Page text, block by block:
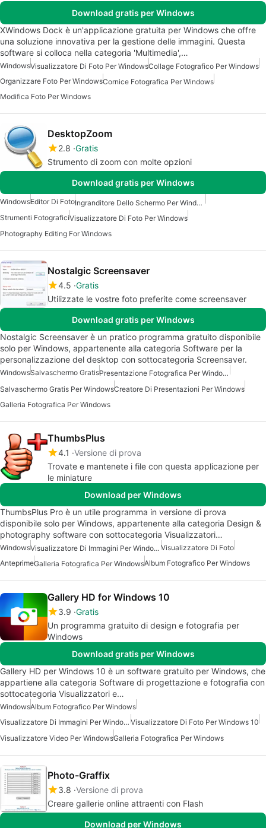
Download gratis per Windows
XWindows Dock è un'applicazione gratuita per Windows che offre
una soluzione innovativa per la gestione delle immagini. Questa
software si colloca nella categoria 'Multimedia',…
WindowsVisualizzatore Di Foto Per WindowsCollage Fotografico Per Windows
Organizzare Foto Per WindowsCornice Fotografica Per Windows
Modifica Foto Per Windows
DesktopZoom
2.8 Gratis
Strumento di zoom con molte opzioni
Download gratis per Windows
WindowsEditor Di Foto
Ingranditore Dello Schermo Per Windows
Strumenti FotograficiVisualizzatore Di Foto Per Windows
Photography Editing For Windows
Nostalgic Screensaver
4.5 Gratis
Utilizzate le vostre foto preferite come screensaver
Download gratis per Windows
Nostalgic Screensaver è un pratico programma gratuito disponibile
solo per Windows, appartenente alla categoria Software per la
personalizzazione del desktop con sottocategoria Screensaver.
WindowsSalvaschermo Gratis
Presentazione Fotografica Per Windows
Salvaschermo Gratis Per WindowsCreatore Di Presentazioni Per Windows
Galleria Fotografica Per Windows
ThumbsPlus
4.1 Versione di prova
Trovate e mantenete i file con questa applicazione per
le miniature
Download per Windows
ThumbsPlus Pro è un utile programma in versione di prova
disponibile solo per Windows, appartenente alla categoria Design &
photography software con sottocategoria Visualizzatori…
Windows Visualizzatore Di Immagini Per Windows Visualizzatore Di Foto
AnteprimeGalleria Fotografica Per WindowsAlbum Fotografico Per Windows
Gallery HD for Windows 10
3.9 Gratis
Un programma gratuito di design e fotografia per
Windows
Download gratis per Windows
Gallery HD per Windows 10 è un software gratuito per Windows, che
appartiene alla categoria Software di progettazione e fotografia con
sottocategoria Visualizzatori e…
WindowsAlbum Fotografico Per Windows
Visualizzatore Di Immagini Per Windows 10 Visualizzatore Di Foto Per Windows 10
Visualizzatore Video Per WindowsGalleria Fotografica Per Windows
Photo-Graffix
3.8 Versione di prova
Creare gallerie online attraenti con Flash
Download per Windows